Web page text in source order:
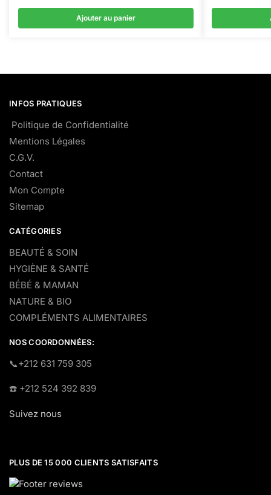
Ajouter au panier
INFOS PRATIQUES
Politique de Confidentialité
Mentions Légales
C.G.V.
Contact
Mon Compte
Sitemap
CATÉGORIES
BEAUTÉ & SOIN
HYGIÈNE & SANTÉ
BÉBÉ & MAMAN
NATURE & BIO
COMPLÉMENTS ALIMENTAIRES
NOS COORDONNÉES:
​📞+212 631 759 305
☎️​ +212 524 392 839
Suivez nous
PLUS DE 15 000 CLIENTS SATISFAITS